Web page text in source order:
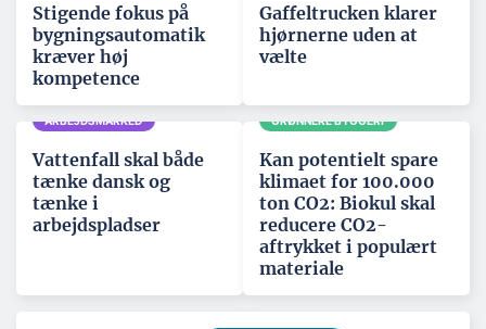
Stigende fokus på
bygningsautomatik
kræver høj
kompetence
Gaffeltrucken klarer
hjørnerne uden at
vælte
ARBEJDSMARKED
Vattenfall skal både
tænke dansk og
tænke i
arbejdspladser
GRØNNERE BYGGERI
Kan potentielt spare
klimaet for 100.000
ton CO2: Biokul skal
reducere CO2-
aftrykket i populært
materiale